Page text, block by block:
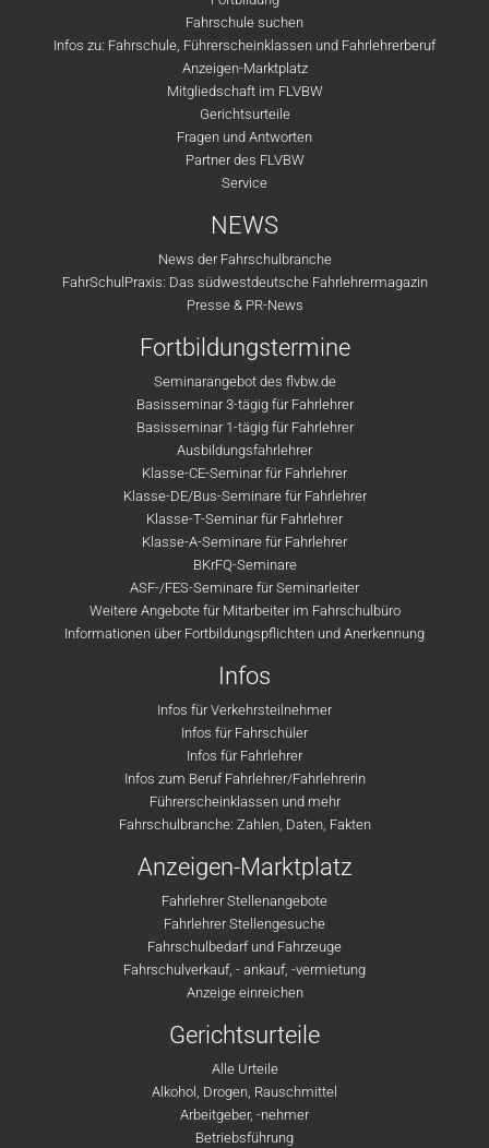
Fahrschule suchen
Infos zu: Fahrschule, Führerscheinklassen und Fahrlehrerberuf
Anzeigen-Marktplatz
Mitgliedschaft im FLVBW
Gerichtsurteile
Fragen und Antworten
Partner des FLVBW
Service
NEWS
News der Fahrschulbranche
FahrSchulPraxis: Das südwestdeutsche Fahrlehrermagazin
Presse & PR-News
Fortbildungstermine
Seminarangebot des flvbw.de
Basisseminar 3-tägig für Fahrlehrer
Basisseminar 1-tägig für Fahrlehrer
Ausbildungsfahrlehrer
Klasse-CE-Seminar für Fahrlehrer
Klasse-DE/Bus-Seminare für Fahrlehrer
Klasse-T-Seminar für Fahrlehrer
Klasse-A-Seminare für Fahrlehrer
BKrFQ-Seminare
ASF-/FES-Seminare für Seminarleiter
Weitere Angebote für Mitarbeiter im Fahrschulbüro
Informationen über Fortbildungspflichten und Anerkennung
Infos
Infos für Verkehrsteilnehmer
Infos für Fahrschüler
Infos für Fahrlehrer
Infos zum Beruf Fahrlehrer/Fahrlehrerin
Führerscheinklassen und mehr
Fahrschulbranche: Zahlen, Daten, Fakten
Anzeigen-Marktplatz
Fahrlehrer Stellenangebote
Fahrlehrer Stellengesuche
Fahrschulbedarf und Fahrzeuge
Fahrschulverkauf, - ankauf, -vermietung
Anzeige einreichen
Gerichtsurteile
Alle Urteile
Alkohol, Drogen, Rauschmittel
Arbeitgeber, -nehmer
Betriebsführung